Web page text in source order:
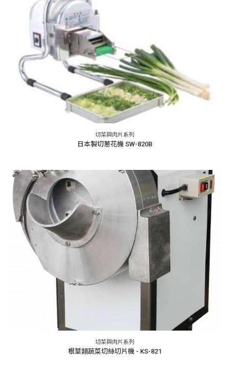
切菜與肉片系列
日本製切蔥花機 SW-820B
切菜與肉片系列
根莖類蔬菜切絲切片機 - KS-821